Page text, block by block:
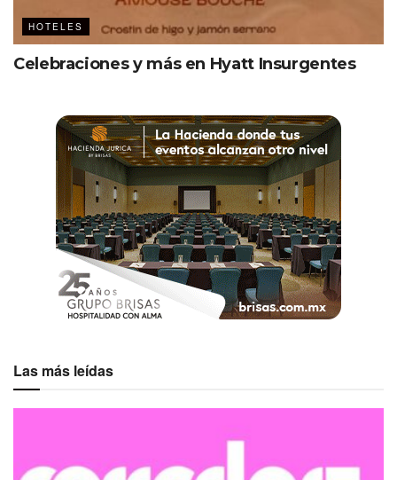
HOTELES
Celebraciones y más en Hyatt Insurgentes
Las más leídas